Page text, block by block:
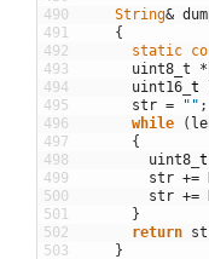
490
491
492
493
494
495
496
497
498
499
500
501
502
503
String&
{
static
uint8_t
*
uint16 t
str = "" ;
while
(
{
uint8 t
str +=
str +=
}
return
}